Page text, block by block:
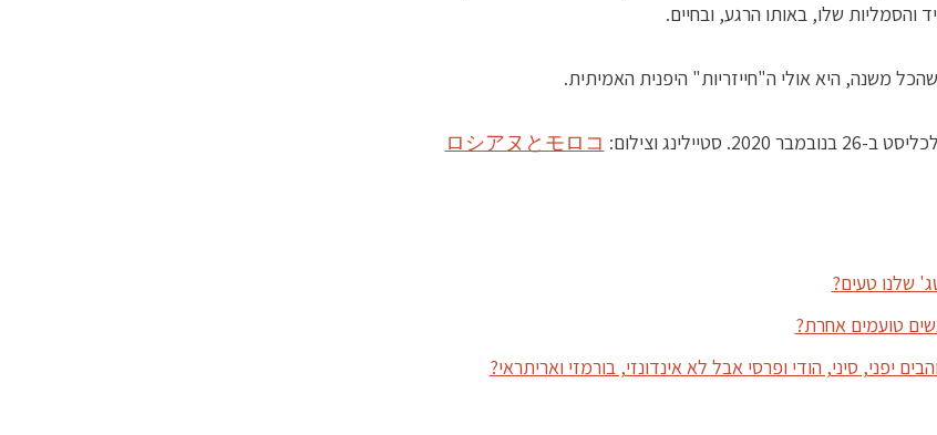
והסמליות שלו, באותו הרגע, ובחיים.
משנה, היא אולי ה"חייזריות" היפנית האמיתית.
סטיילינג וצילום: ロシアヌとモロコ
שלנו טעים?
טועמים אחרת?
יפני, סיני, הודי ופרסי אבל לא אינדונזי, בורמזי ואריתראי?